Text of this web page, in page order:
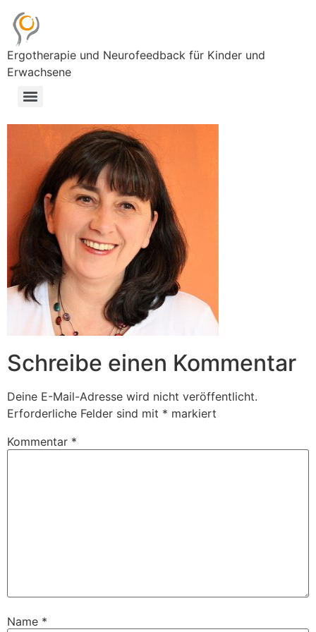
Ergotherapie und Neurofeedback für Kinder und
Erwachsene
Schreibe einen Kommentar
Deine E-Mail-Adresse wird nicht veröffentlicht.
Erforderliche Felder sind mit * markiert
Kommentar *
Name *